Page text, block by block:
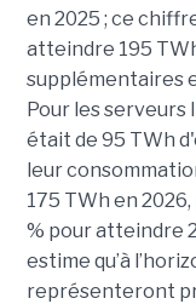
en 2025 ; ce
atteindre 195
supplémentaires
Pour les serveurs
était de 95 TWh
leur
175 TWh en
% pour atteindre
estime qu’à
représenteront